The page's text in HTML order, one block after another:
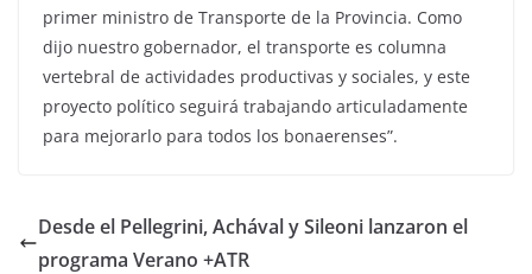
primer ministro de Transporte de la Provincia. Como
dijo nuestro gobernador, el transporte es columna
vertebral de actividades productivas y sociales, y este
proyecto político seguirá trabajando articuladamente
para mejorarlo para todos los bonaerenses”.
Desde el Pellegrini, Achával y Sileoni lanzaron el
programa Verano +ATR